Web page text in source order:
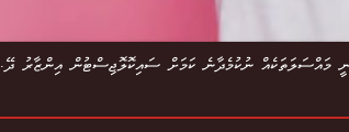
މައްސަލަތަކެއް ނުކުމެދާނެ ކަމަށް ސައިކޮލޮޖިސްޓުން އިންޒާރު ދޭ.